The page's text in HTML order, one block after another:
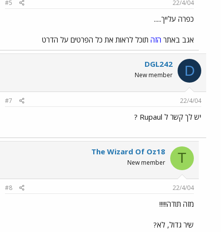
22/4/04
#5
כפרה עלייך.....
אגב באתר הזה תוכל לראות את כל הפרטים על הדרט
D
DGL242
New member
22/4/04
#7
יש לך קשר ל Rupaul ?
T
The Wizard Of Oz18
New member
22/4/04
#8
מזה תודה!!!!!
שיר גדול, לא?